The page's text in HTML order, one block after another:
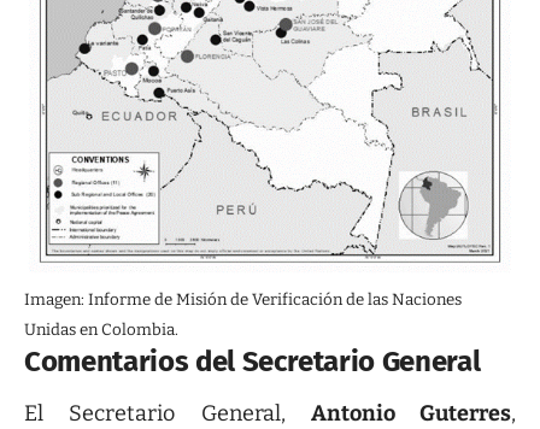
Imagen: Informe de Misión de Verificación de las Naciones
Unidas en Colombia.
Comentarios del Secretario General
El Secretario General, Antonio Guterres,